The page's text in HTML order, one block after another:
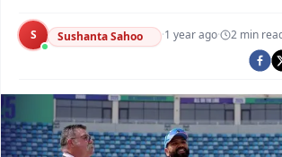
Argus Swaad Odisha
Argus Chalo Dekhein
S Sushanta Sahoo ·1 year ago· 2 min